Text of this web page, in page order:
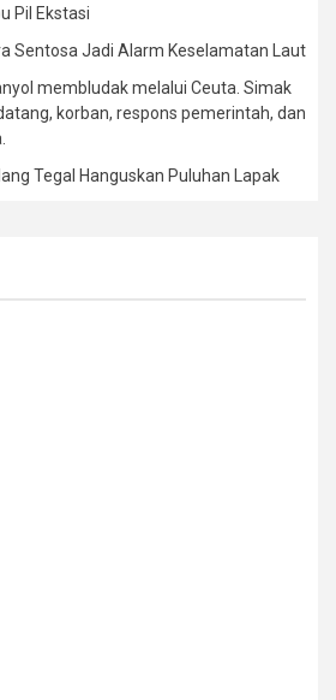
Pil Ekstasi
Sentosa Jadi Alarm Keselamatan Laut
membludak melalui Ceuta. Simak
korban, respons pemerintah, dan
Tegal Hanguskan Puluhan Lapak